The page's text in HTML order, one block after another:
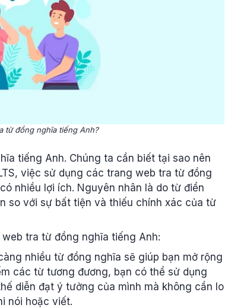
từ đồng nghĩa tiếng Anh?
tiếng Anh. Chúng ta cần biết tại sao nên
việc sử dụng các trang web tra từ đồng
nhiều lợi ích. Nguyên nhân là do từ điển
so với sự bất tiện và thiếu chính xác của từ
tra từ đồng nghĩa tiếng Anh:
nhiều từ đồng nghĩa sẽ giúp bạn mở rộng
các từ tương đương, bạn có thể sử dụng
diễn đạt ý tưởng của mình mà không cần lo
nói hoặc viết.